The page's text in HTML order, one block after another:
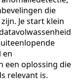
die
Je start klein
en
een oplossing die
relevant is.